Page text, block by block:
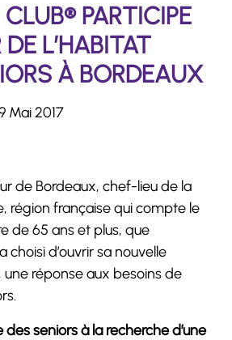
PARTICIPE
DE L’HABITAT
À BORDEAUX
Mai 2017
de Bordeaux, chef-lieu de la
région française qui compte le
de 65 ans et plus, que
choisi d’ouvrir sa nouvelle
une réponse aux besoins de
seniors à la recherche d’une